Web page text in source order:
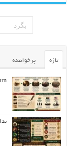
تازه پرخواننده